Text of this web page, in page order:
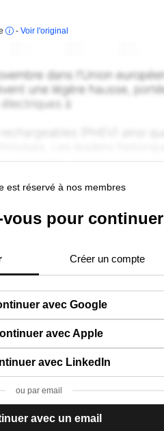
- Voir l'original
est réservé à nos membres
vous pour continuer
Créer un compte
avec Google
avec Apple
avec LinkedIn
ou par email
avec un email